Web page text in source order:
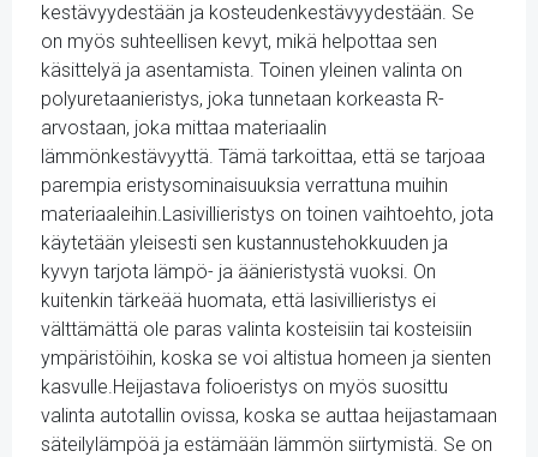
kestävyydestään ja kosteudenkestävyydestään. Se
on myös suhteellisen kevyt, mikä helpottaa sen
käsittelyä ja asentamista. Toinen yleinen valinta on
polyuretaanieristys, joka tunnetaan korkeasta R-
arvostaan, joka mittaa materiaalin
lämmönkestävyyttä. Tämä tarkoittaa, että se tarjoaa
parempia eristysominaisuuksia verrattuna muihin
materiaaleihin.Lasivillieristys on toinen vaihtoehto, jota
käytetään yleisesti sen kustannustehokkuuden ja
kyvyn tarjota lämpö- ja äänieristystä vuoksi. On
kuitenkin tärkeää huomata, että lasivillieristys ei
välttämättä ole paras valinta kosteisiin tai kosteisiin
ympäristöihin, koska se voi altistua homeen ja sienten
kasvulle.Heijastava folioeristys on myös suosittu
valinta autotallin ovissa, koska se auttaa heijastamaan
säteilylämpöä ja estämään lämmön siirtymistä. Se on